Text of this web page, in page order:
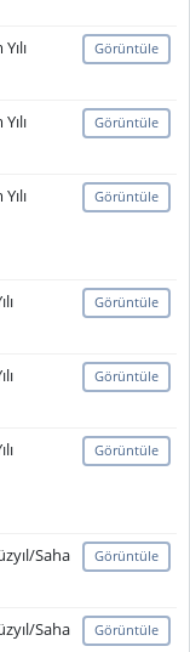
Görüntüle
Görüntüle
Görüntüle
Görüntüle
Görüntüle
Görüntüle
Saha Görüntüle
Saha Görüntüle